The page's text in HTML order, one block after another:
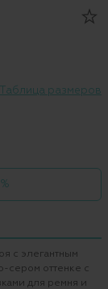
Таблица размеров
с элегантным
сером оттенке с
для ремня и